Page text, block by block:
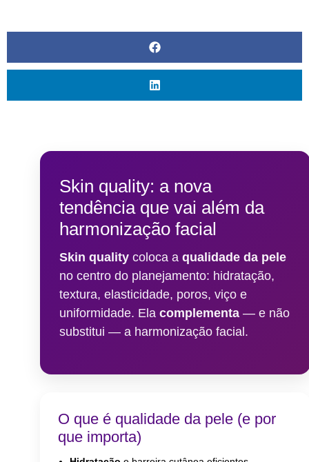
Aesthetics
Revanesse
Toxinas
Skin quality: a nova
tendência que vai além da
harmonização facial
Skin quality coloca a qualidade da pele
no centro do planejamento: hidratação,
textura, elasticidade, poros, viço e
uniformidade. Ela complementa — e não
substitui — a harmonização facial.
O que é qualidade da pele (e por
que importa)